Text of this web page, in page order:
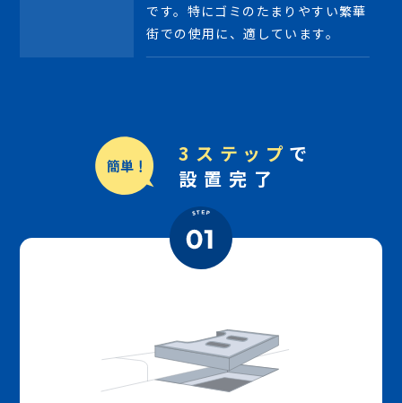
です。特にゴミのたまりやすい繁華
街での使用に、適しています。
3ステップ で
設置完了